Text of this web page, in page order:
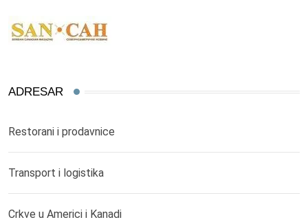
ADRESAR
Restorani i prodavnice
Transport i logistika
Crkve u Americi i Kanadi